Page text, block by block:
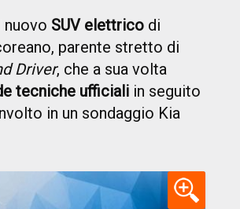
SUV elettrico di
parente stretto di
Driver, che a sua volta
tecniche ufficiali in seguito
in un sondaggio Kia